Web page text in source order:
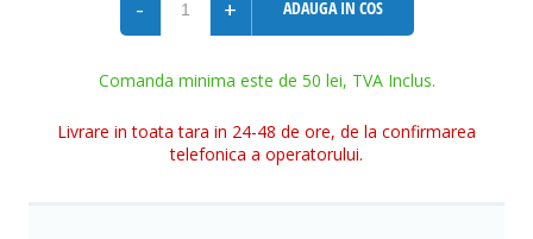
- + ADAUGA IN COS
Comanda minima este de 50 lei, TVA Inclus.
Livrare in toata tara in 24-48 de ore, de la confirmarea
telefonica a operatorului.